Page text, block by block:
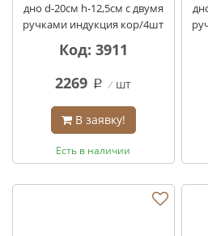
дно d-20см h-12,5см с двумя
ручками индукция кор/4шт
Код: 3911
2269 q шт
В заявку!
Есть в наличии